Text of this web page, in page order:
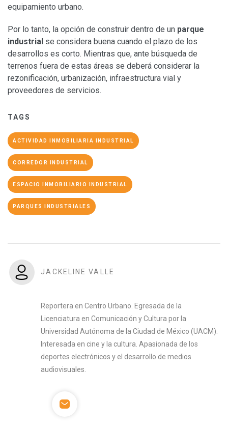
equipamiento urbano.
Por lo tanto, la opción de construir dentro de un parque
industrial se considera buena cuando el plazo de los
desarrollos es corto. Mientras que, ante búsqueda de
terrenos fuera de estas áreas se deberá considerar la
rezonificación, urbanización, infraestructura vial y
proveedores de servicios.
TAGS
ACTIVIDAD INMOBILIARIA INDUSTRIAL
CORREDOR INDUSTRIAL
ESPACIO INMOBILIARIO INDUSTRIAL
PARQUES INDUSTRIALES
JACKELINE VALLE
Reportera en Centro Urbano. Egresada de la
Licenciatura en Comunicación y Cultura por la
Universidad Autónoma de la Ciudad de México (UACM).
Interesada en cine y la cultura. Apasionada de los
deportes electrónicos y el desarrollo de medios
audiovisuales.